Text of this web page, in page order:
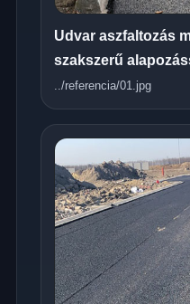
Udvar aszfaltozás
szakszerű
../referencia/01.jpg